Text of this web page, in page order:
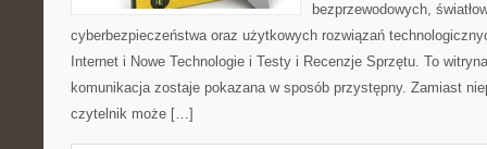
bezprzewodowych,
cyberbezpieczeństwa oraz użytkowych rozwiązań
Internet i Nowe Technologie i Testy i Recenzje Sprzętu. To
komunikacja zostaje pokazana w sposób przystępny. Zamiast
czytelnik może […]